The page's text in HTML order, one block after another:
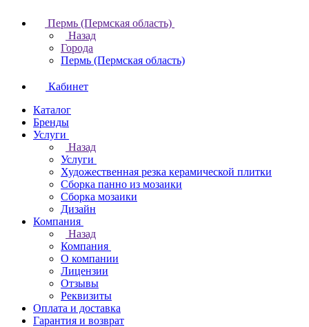
Пермь (Пермская область)
Назад
Города
Пермь (Пермская область)
Кабинет
Каталог
Бренды
Услуги
Назад
Услуги
Художественная резка керамической плитки
Сборка панно из мозаики
Сборка мозаики
Дизайн
Компания
Назад
Компания
О компании
Лицензии
Отзывы
Реквизиты
Оплата и доставка
Гарантия и возврат